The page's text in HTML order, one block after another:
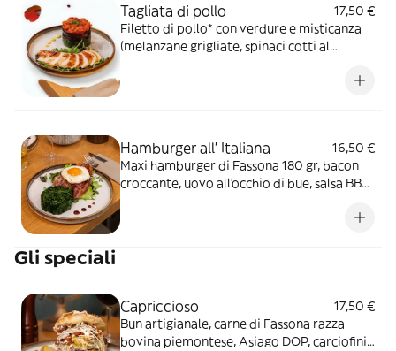
Tagliata di pollo
17,50 €
Filetto di pollo* con verdure e misticanza
(melanzane grigliate, spinaci cotti al
Hamburger all' Italiana
16,50 €
Maxi hamburger di Fassona 180 gr, bacon
croccante, uovo all’occhio di bue, salsa BBQ
Gli speciali
Capriccioso
17,50 €
Bun artigianale, carne di Fassona razza
bovina piemontese, Asiago DOP, carciofini